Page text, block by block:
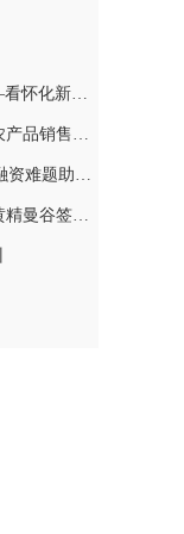
现代农业|“湘品出湘”再奏强音——看怀化新晃黄精曼谷签单背后的“强链密码”
“新晃三宝”供销臻选店开业 解决农产品销售难题
新晃：40余家企业集中培训 破解融资难题助力发展
“湘品出湘”再奏强音 ——看新晃黄精曼谷签单背后的“强链密码”